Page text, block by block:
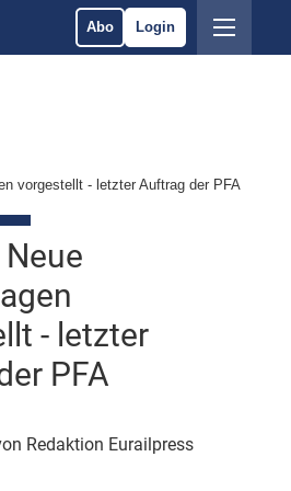
Abo Login
vorgestellt - letzter Auftrag der PFA
- letzter
PFA
Redaktion Eurailpress